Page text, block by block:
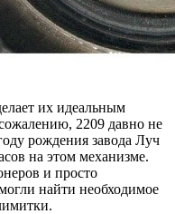
их идеальным
2209 давно не
рождения завода Луч
на этом механизме.
и просто
найти необходимое